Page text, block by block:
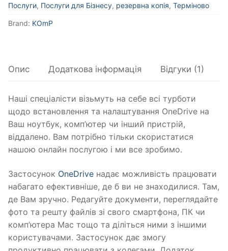
Послуги, Послуги для Бізнесу, резервна копія, Терміново
Brand: KOmP
Опис Додаткова інформація Відгуки (1)
Наші спеціалісти візьмуть на себе всі турботи
щодо встановлення та налаштування OneDrive на
Ваш ноутбук, комп’ютер чи інший пристрій,
віддалено. Вам потрібно тільки скористатися
нашою онлайн послугою і ми все зробимо.
Застосунок OneDrive надає можливість працювати
набагато ефективніше, де б ви не знаходилися. Там,
де Вам зручно. Редагуйте документи, переглядайте
фото та решту файлів зі свого смартфона, ПК чи
комп’ютера Mac тощо та діліться ними з іншими
користувачами. Застосунок дає змогу